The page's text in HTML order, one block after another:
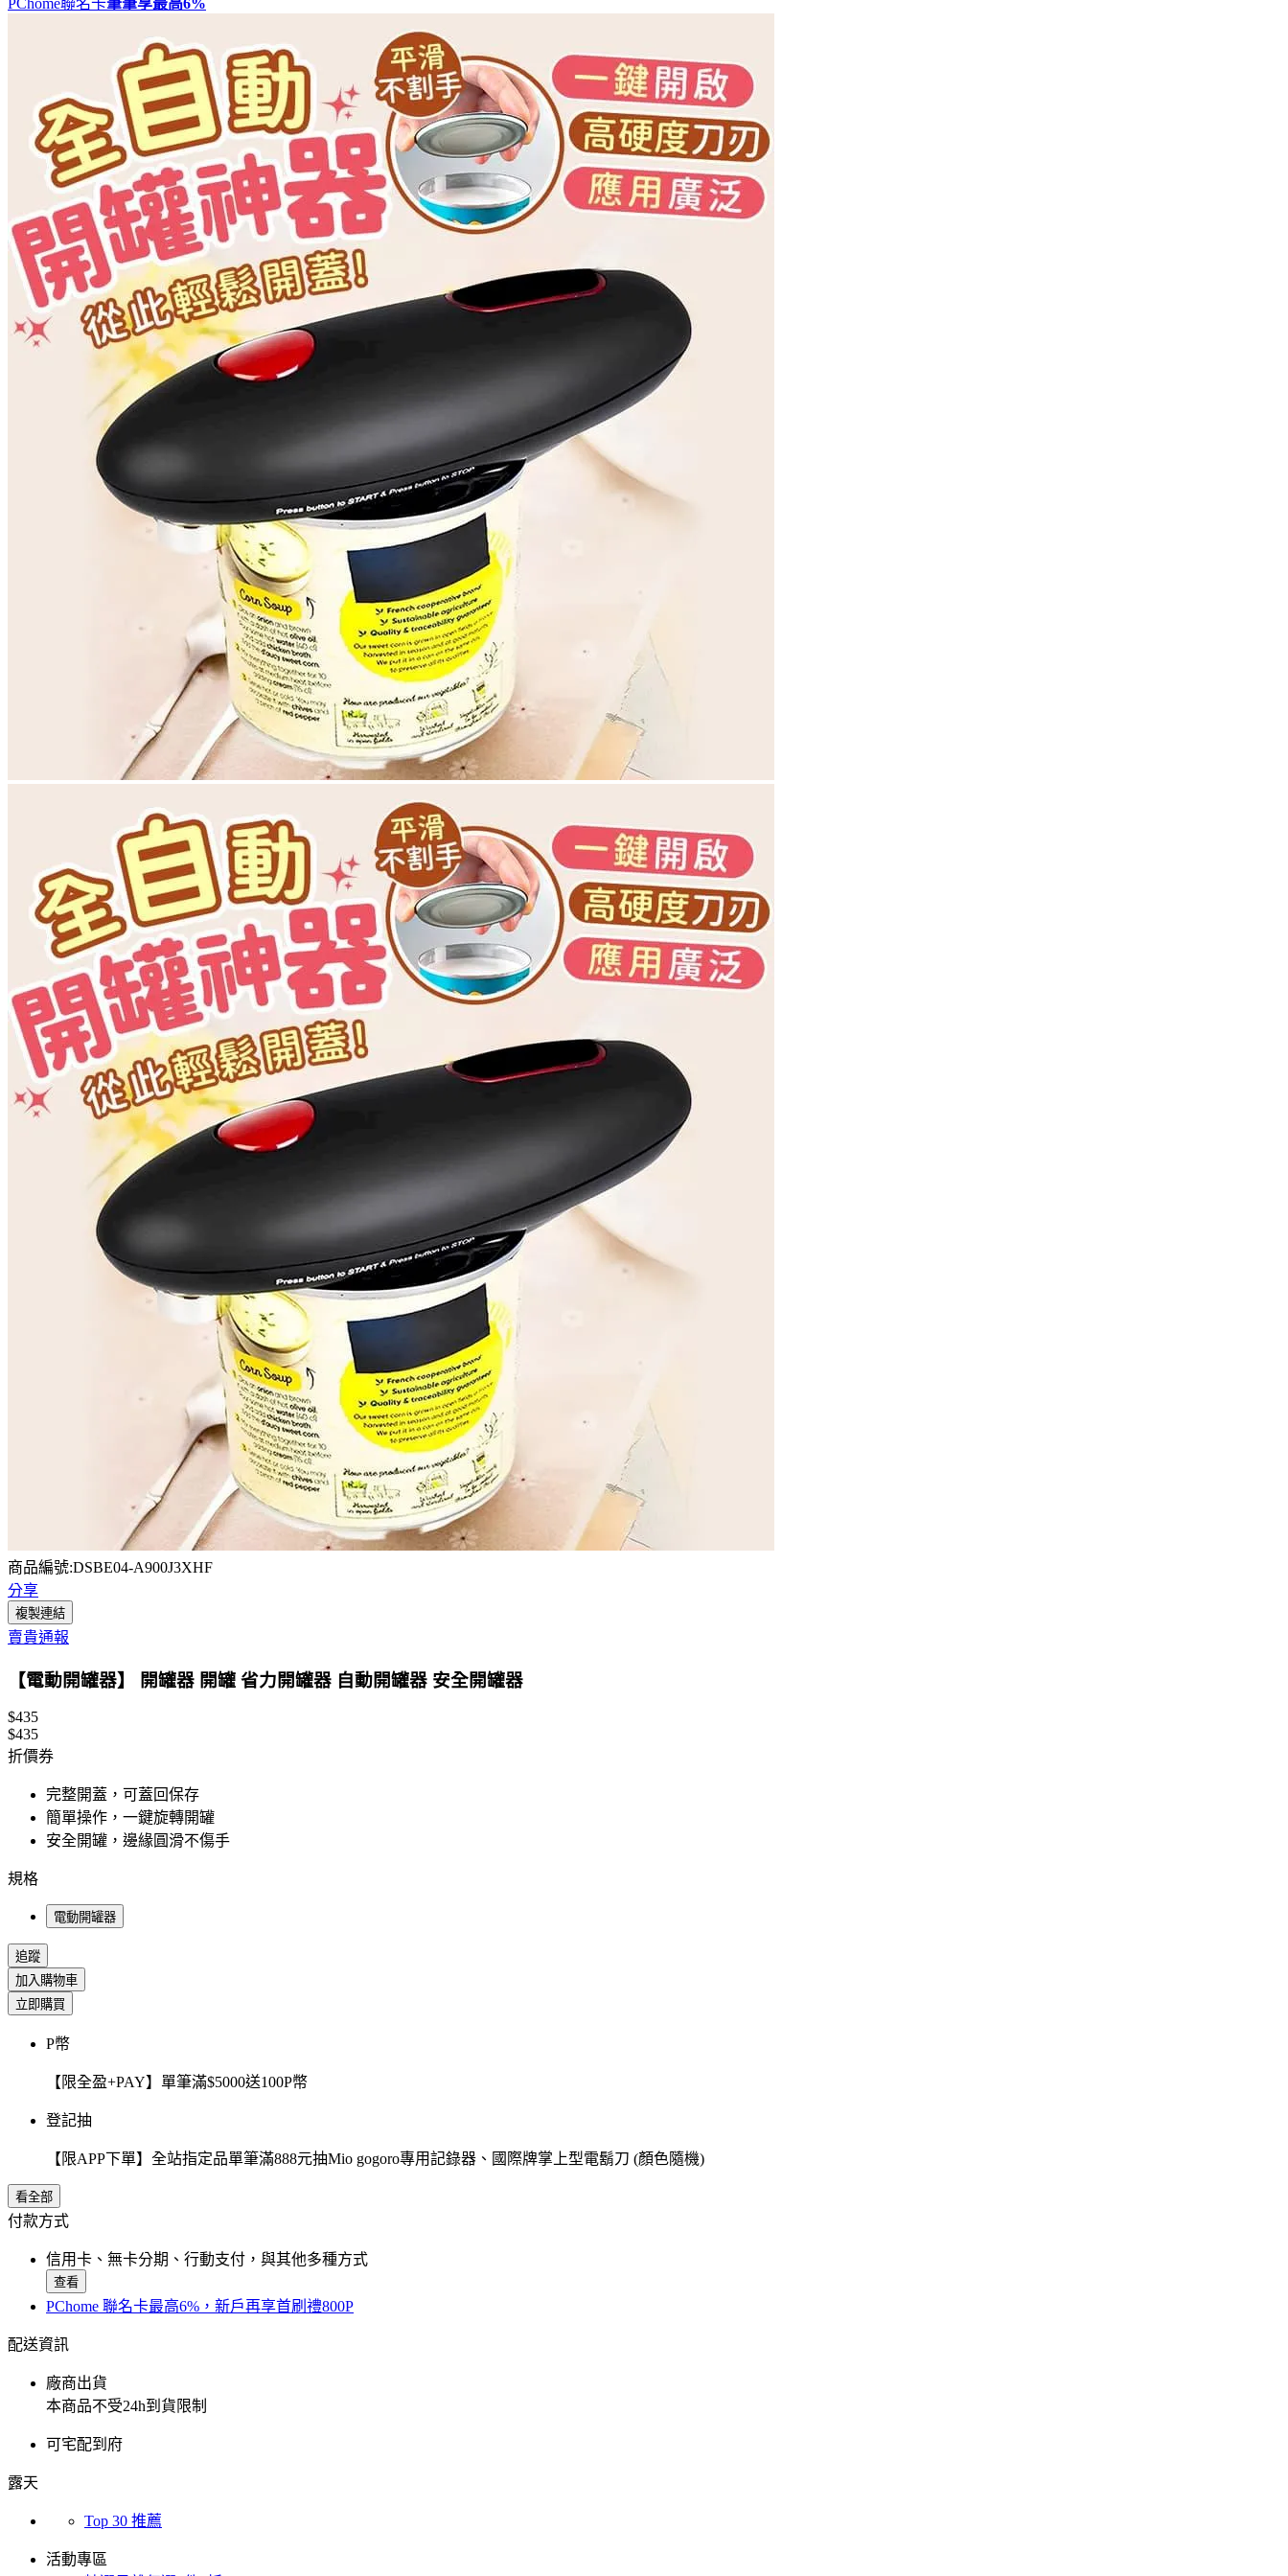
PChome聯名卡筆筆享最高6%
商品編號:DSBE04-A900J3XHF
分享
複製連結
賣貴通報
【電動開罐器】 開罐器 開罐 省力開罐器 自動開罐器 安全開罐器
$435
$435
折價券
完整開蓋，可蓋回保存
簡單操作，一鍵旋轉開罐
安全開罐，邊緣圓滑不傷手
規格
電動開罐器
追蹤
加入購物車
立即購買
P幣
【限全盈+PAY】單筆滿$5000送100P幣
登記抽
【限APP下單】全站指定品單筆滿888元抽Mio gogoro專用記錄器、國際牌掌上型電鬍刀 (顏色隨機)
看全部
付款方式
信用卡、無卡分期、行動支付，與其他多種方式
查看
PChome 聯名卡最高6%，新戶再享首刷禮800P
配送資訊
廠商出貨
本商品不受24h到貨限制
可宅配到府
露天
Top 30 推薦
活動專區